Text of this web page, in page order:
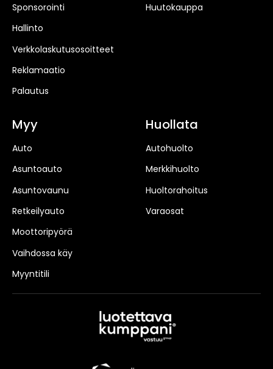
Sponsorointi
Hallinto
Verkkolaskutusosoitteet
Reklamaatio
Palautus
Huutokauppa
Myy
Auto
Asuntoauto
Asuntovaunu
Retkeilyauto
Moottoripyörä
Vaihdossa käy
Myyntitili
Huollata
Autohuolto
Merkkihuolto
Huoltorahoitus
Varaosat